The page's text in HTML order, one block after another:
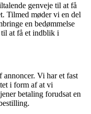
genveje til at få
Tilmed møder vi en del
en bedømmelse
at få et indblik i
Vi har et fast
i form af at vi
betaling forudsat en